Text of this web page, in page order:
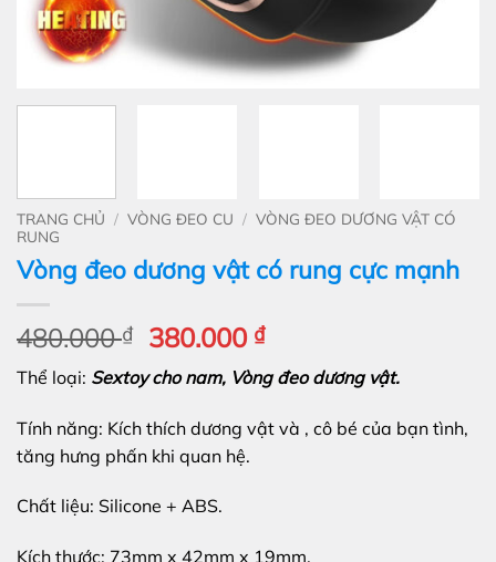
TRANG CHỦ / VÒNG ĐEO CU / VÒNG ĐEO DƯƠNG VẬT CÓ
RUNG
Vòng đeo dương vật có rung cực mạnh
480.000₫
Giá
gốc
là:
480.000 ₫.
380.000 ₫Giá
hiện
tại
là:
380.000 ₫.
Thể loại: Sextoy cho nam, Vòng đeo dương vật.
Tính năng: Kích thích dương vật và , cô bé của bạn tình,
tăng hưng phấn khi quan hệ.
Chất liệu: Silicone + ABS.
Kích thước: 73mm x 42mm x 19mm.